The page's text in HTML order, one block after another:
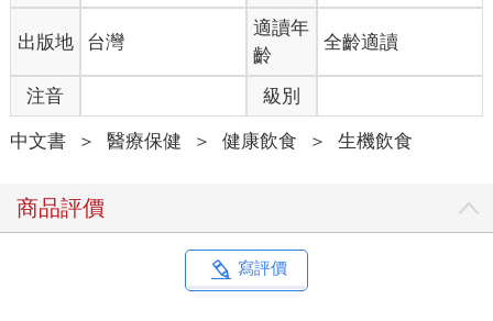
出版地 台灣
適讀年
齡
全齡適讀
注音 級別
中文書 ＞ 醫療保健 ＞ 健康飲食 ＞ 生機飲食
商品評價
寫評價